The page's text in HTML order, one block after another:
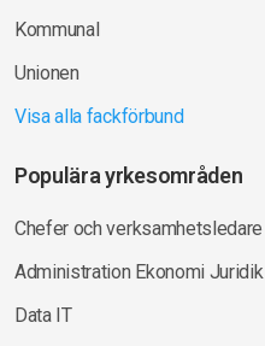
Kommunal
Unionen
Visa alla fackförbund
Populära yrkesområden
Chefer och verksamhetsledare
Administration Ekonomi Juridik
Data IT